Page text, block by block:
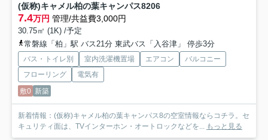
(仮称)キャメル柏の葉キャンパス8206
7.4万円 管理/共益費3,000円
30.75㎡ (1K) /予定
常磐線「柏」駅 バス21分 東武バス「入谷津」 停歩3分
バス・トイレ別 室内洗濯機置場 エアコン
バルコニー
フローリング
電気有
敷0 新築
新着情報：(仮称)キャメル柏の葉キャンパス8の空室情報ならコチラ。セ
キュリティ面は、TVインターホン・オートロックなどを... もっと見る